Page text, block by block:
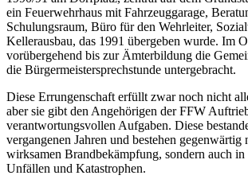
ein Feuerwehrhaus mit Fahrzeuggarage,
Schulungsraum, Büro für den Wehrleiter,
Kellerausbau, das 1991 übergeben wurde. Im
vorübergehend bis zur Ämterbildung die
die Bürgermeistersprechstunde untergebracht.
Diese Errungenschaft erfüllt zwar noch nicht
aber sie gibt den Angehörigen der FFW
verantwortungsvollen Aufgaben. Diese
vergangenen Jahren und bestehen
wirksamen Brandbekämpfung, sondern auch
Unfällen und Katastrophen.